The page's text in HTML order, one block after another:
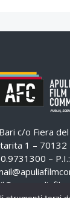
c/o Fiera
1 – 70132
–